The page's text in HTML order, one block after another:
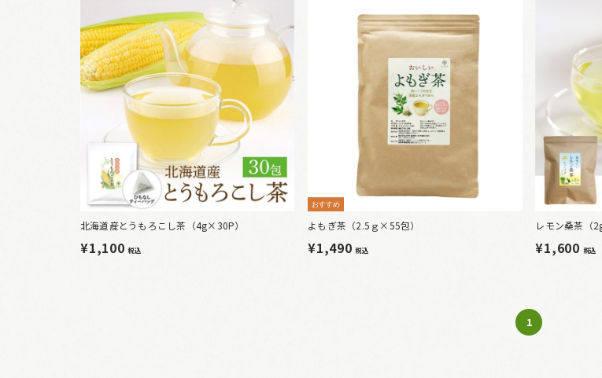
北海道産とうもろこし茶（4g×30P）
¥1,100税込
おすすめ
よもぎ茶（2.5ｇ×55包）
¥1,490税込
レモン桑茶（
¥1,600 税込
1